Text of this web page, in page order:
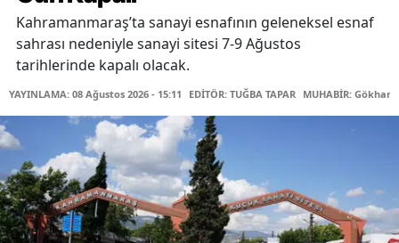
Kahramanmaraş’ta sanayi esnafının geleneksel esnaf
sahrası nedeniyle sanayi sitesi 7-9 Ağustos
tarihlerinde kapalı olacak.
YAYINLAMA: 08 Ağustos 2026 - 15:11 EDİTÖR: TUĞBA TAPAR MUHABİR: Gökhan